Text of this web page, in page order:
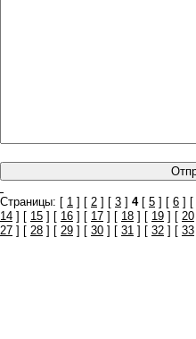
Страницы: [ 1 ] [ 2 ] [ 3 ] 4[ 5 ] [ 6 ] [
14 ] [ 15 ] [ 16 ] [ 17 ] [ 18 ] [ 19 ] [ 20
27 ] [ 28 ] [ 29 ] [ 30 ] [ 31 ] [ 32 ] [ 33